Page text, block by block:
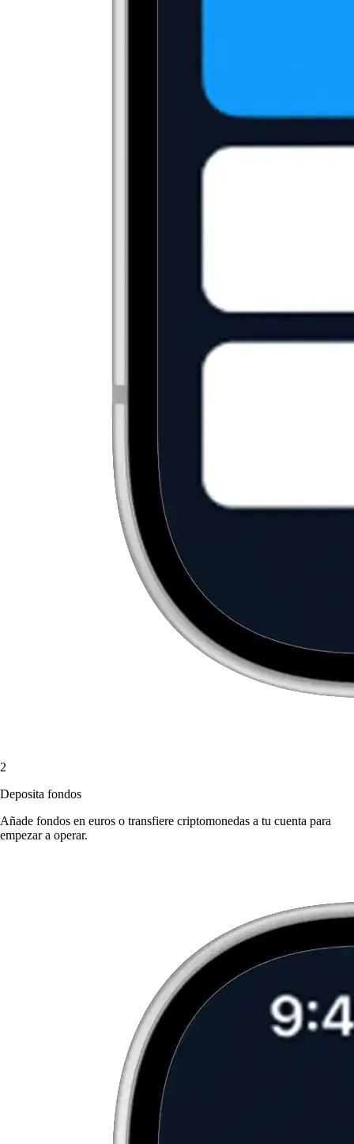
2
Deposita fondos
Añade fondos en euros o transfiere criptomonedas a tu cuenta para
empezar a operar.